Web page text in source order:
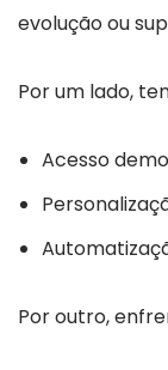
evoluçãoou
Porum lado,
Acesso
Poroutro,